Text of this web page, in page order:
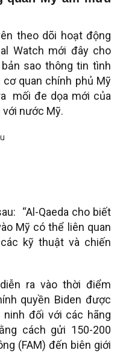
theo dõi hoạt động
Watch mới đây cho
sao thông tin tình
quan chính phủ Mỹ
mối đe dọa mới của
với nước Mỹ.
“Al-Qaeda cho biết
Mỹ có thể liên quan
kỹ thuật và chiến
ra vào thời điểm
quyền Biden được
đối với các hãng
cách gửi 150-200
(FAM) đến biên giới